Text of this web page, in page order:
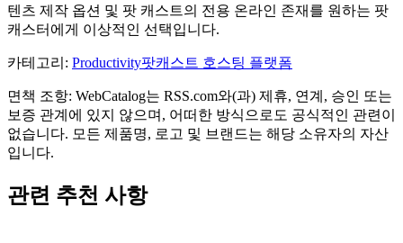
텐츠 제작 옵션 및 팟 캐스트의 전용 온라인 존재를 원하는 팟
캐스터에게 이상적인 선택입니다.
카테고리 : Productivity팟캐스트 호스팅 플랫폼
면책 조항: WebCatalog는 RSS.com와(과) 제휴, 연계, 승인 또는
보증 관계에 있지 않으며, 어떠한 방식으로도 공식적인 관련이
없습니다. 모든 제품명, 로고 및 브랜드는 해당 소유자의 자산
입니다.
관련 추천 사항